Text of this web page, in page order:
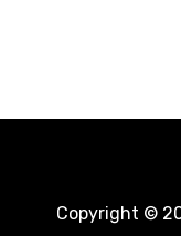
Copyright ©